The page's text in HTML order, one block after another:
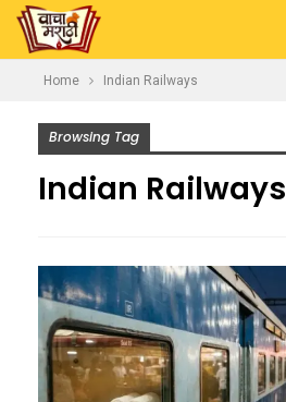
Home Indian Railways
Browsing Tag
Indian Railways